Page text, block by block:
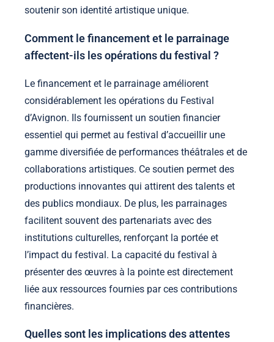
soutenir son identité artistique unique.
Comment le financement et le parrainage
affectent-ils les opérations du festival ?
Le financement et le parrainage améliorent
considérablement les opérations du Festival
d’Avignon. Ils fournissent un soutien financier
essentiel qui permet au festival d’accueillir une
gamme diversifiée de performances théâtrales et de
collaborations artistiques. Ce soutien permet des
productions innovantes qui attirent des talents et
des publics mondiaux. De plus, les parrainages
facilitent souvent des partenariats avec des
institutions culturelles, renforçant la portée et
l’impact du festival. La capacité du festival à
présenter des œuvres à la pointe est directement
liée aux ressources fournies par ces contributions
financières.
Quelles sont les implications des attentes